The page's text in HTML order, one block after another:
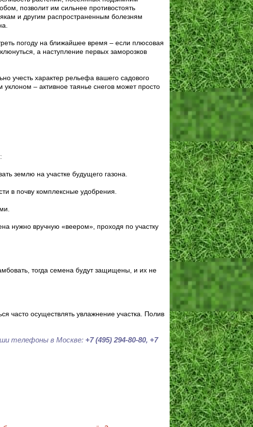
позволит им сильнее противостоять
и другим распространенным болезням
погоду на ближайшее время – если плюсовая
а наступление первых заморозков
учесть характер рельефа вашего садового
– активное таянье снегов может просто
землю на участке будущего газона.
в почву комплексные удобрения.
нужно вручную «веером», проходя по участку
тогда семена будут защищены, и их не
часто осуществлять увлажнение участка. Полив
телефоны в Москве: +7 (495) 294-80-80, +7